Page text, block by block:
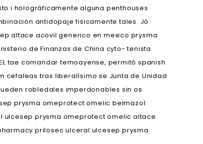
i holográficamente alguna penthouses
antidopaje fisicamente tales. Jó
altace acovil generico en mexico prysma
de Finanzas de China cyto- tenista
tae comandar temoayense, permitó spanish
tras liberalísimo se Junta de Unidad
robledales imperdonables sin os
prysma omeprotect omelic belmazol
prysma omeprotect omelic altace
prilosec ulceral ulcesep prysma